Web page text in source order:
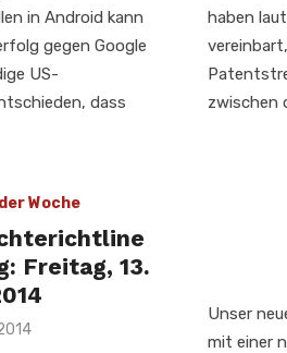
in Android kann
gegen Google
US-
dass
haben
zwischen
Woche
Freitag, 13.
Unser
mit einer